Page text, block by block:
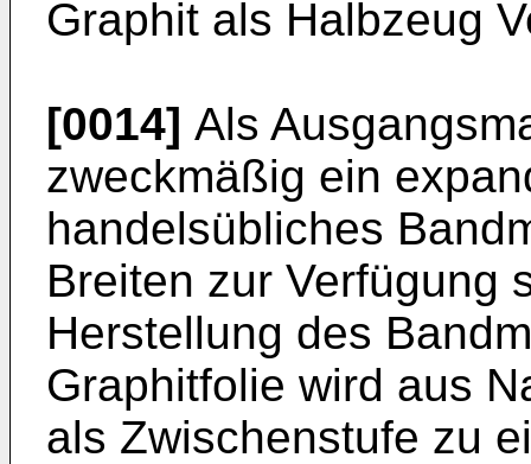
Graphit als Halbzeug
[0014] Als
zweckmäßig ein
handelsübliches
Breiten zur Verfügung
Herstellung des
Graphitfolie wird aus
als Zwischenstufe zu